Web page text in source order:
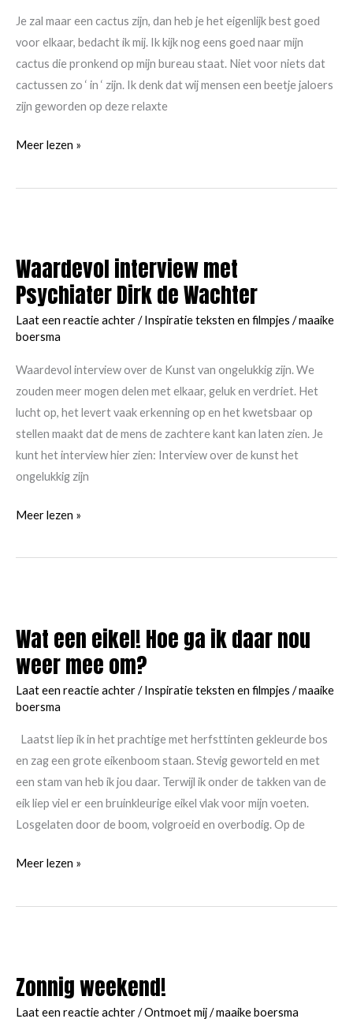
Je zal maar een cactus zijn, dan heb je het eigenlijk best goed
voor elkaar, bedacht ik mij. Ik kijk nog eens goed naar mijn
cactus die pronkend op mijn bureau staat. Niet voor niets dat
cactussen zo ‘ in ‘ zijn. Ik denk dat wij mensen een beetje jaloers
zijn geworden op deze relaxte
Nieuw
Je
cactus,
zo
geprikkeld!
Meer lezen »
Waardevol interview met
Psychiater Dirk de Wachter
Laat een reactie achter/Inspiratie teksten en filmpjes /maaike
boersma
Waardevol interview over de Kunst van ongelukkig zijn. We
zouden meer mogen delen met elkaar, geluk en verdriet. Het
lucht op, het levert vaak erkenning op en het kwetsbaar op
stellen maakt dat de mens de zachtere kant kan laten zien. Je
kunt het interview hier zien: Interview over de kunst het
ongelukkig zijn
Waardevol
met
Wachter
Meer lezen »
Wat een eikel! Hoe ga ik daar nou
weer mee om?
Laat een reactie achter/Inspiratie teksten en filmpjes /maaike
boersma
Laatst liep ik in het prachtige met herfsttinten gekleurde bos
en zag een grote eikenboom staan. Stevig geworteld en met
een stam van heb ik jou daar. Terwijl ik onder de takken van de
eik liep viel er een bruinkleurige eikel vlak voor mijn voeten.
Losgelaten door de boom, volgroeid en overbodig. Op de
Wat
eikel!
daar
nou
Meer lezen »
Zonnig weekend!
Laat een reactie achter/Ontmoet mij/maaike boersma